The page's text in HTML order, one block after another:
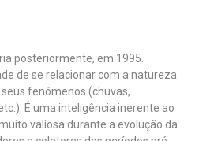
posteriormente, em 1995.
de se relacionar com a natureza
fenômenos (chuvas,
É uma inteligência inerente ao
valiosa durante a evolução da